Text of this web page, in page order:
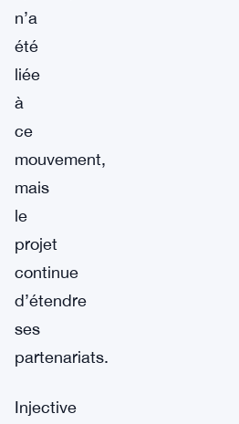
n’a
été
liée
à
ce
mouvement,
mais
le
projet
continue
d’étendre
ses
partenariats.
Injective